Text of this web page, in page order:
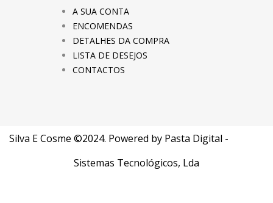
A SUA CONTA
ENCOMENDAS
DETALHES DA COMPRA
LISTA DE DESEJOS
CONTACTOS
Silva E Cosme ©2024. Powered by Pasta Digital -
Sistemas Tecnológicos, Lda